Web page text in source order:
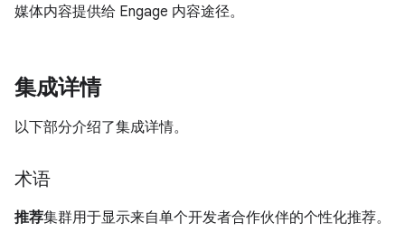
媒体内容提供给 Engage 内容途径。
集成详情
以下部分介绍了集成详情。
术语
推荐集群用于显示来自单个开发者合作伙伴的个性化推荐。